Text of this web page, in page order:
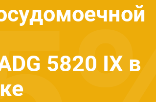
5820 IX в